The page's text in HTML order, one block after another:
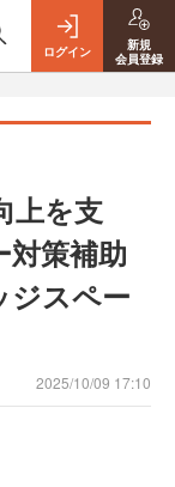
ログイン
新規
会員登録
上を支
策補助
スペー
2025/10/09 17:10